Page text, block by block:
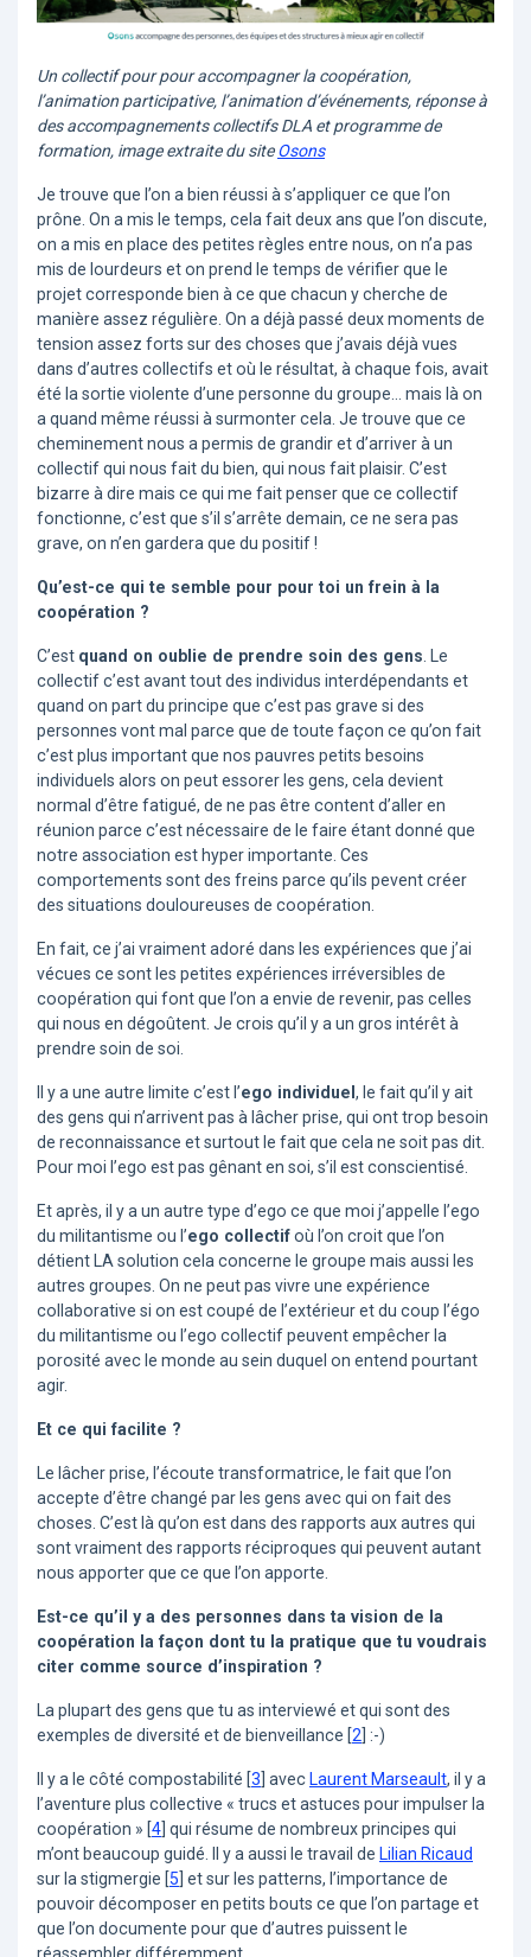
Un collectif pour pour accompagner la coopération,
l’animation participative, l’animation d’événements, réponse à
des accompagnements collectifs DLA et programme de
formation, image extraite du siteOsons
Je trouve que l’on a bien réussi à s’appliquer ce que l’on
prône. On a mis le temps, cela fait deux ans que l’on discute,
on a mis en place des petites règles entre nous, on n’a pas
mis de lourdeurs et on prend le temps de vérifier que le
projet corresponde bien à ce que chacun y cherche de
manière assez régulière. On a déjà passé deux moments de
tension assez forts sur des choses que j’avais déjà vues
dans d’autres collectifs et où le résultat, à chaque fois, avait
été la sortie violente d’une personne du groupe… mais là on
a quand même réussi à surmonter cela. Je trouve que ce
cheminement nous a permis de grandir et d’arriver à un
collectif qui nous fait du bien, qui nous fait plaisir. C’est
bizarre à dire mais ce qui me fait penser que ce collectif
fonctionne, c’est que s’il s’arrête demain, ce ne sera pas
grave, on n’en gardera que du positif !
Qu’est-ce qui te semble pour pour toi un frein à la
coopération ?
C’est quand on oublie de prendre soin des gens. Le
collectif c’est avant tout des individus interdépendants et
quand on part du principe que c’est pas grave si des
personnes vont mal parce que de toute façon ce qu’on fait
c’est plus important que nos pauvres petits besoins
individuels alors on peut essorer les gens, cela devient
normal d’être fatigué, de ne pas être content d’aller en
réunion parce c’est nécessaire de le faire étant donné que
notre association est hyper importante. Ces
comportements sont des freins parce qu’ils pevent créer
des situations douloureuses de coopération.
En fait, ce j’ai vraiment adoré dans les expériences que j’ai
vécues ce sont les petites expériences irréversibles de
coopération qui font que l’on a envie de revenir, pas celles
qui nous en dégoûtent. Je crois qu’il y a un gros intérêt à
prendre soin de soi.
Il y a une autre limite c’est l’ego individuel , le fait qu’il y ait
des gens qui n’arrivent pas à lâcher prise, qui ont trop besoin
de reconnaissance et surtout le fait que cela ne soit pas dit.
Pour moi l’ego est pas gênant en soi, s’il est conscientisé.
Et après, il y a un autre type d’ego ce que moi j’appelle l’ego
du militantisme ou l’ego collectifoù l’on croit que l’on
détient LA solution cela concerne le groupe mais aussi les
autres groupes. On ne peut pas vivre une expérience
collaborative si on est coupé de l’extérieur et du coup l’égo
du militantisme ou l’ego collectif peuvent empêcher la
porosité avec le monde au sein duquel on entend pourtant
agir.
Et ce qui facilite ?
Le lâcher prise, l’écoute transformatrice, le fait que l’on
accepte d’être changé par les gens avec qui on fait des
choses. C’est là qu’on est dans des rapports aux autres qui
sont vraiment des rapports réciproques qui peuvent autant
nous apporter que ce que l’on apporte.
Est-ce qu’il y a des personnes dans ta vision de la
coopération la façon dont tu la pratique que tu voudrais
citer comme source d’inspiration ?
La plupart des gens que tu as interviewé et qui sont des
exemples de diversité et de bienveillance [2 :-)
Il y a le côté compostabilité [3 avec Laurent Marseault, il y a
l’aventure plus collective « trucs et astuces pour impulser la
coopération » [4 qui résume de nombreux principes qui
m’ont beaucoup guidé. Il y a aussi le travail de Lilian Ricaud
sur la stigmergie [5 et sur les patterns, l’importance de
pouvoir décomposer en petits bouts ce que l’on partage et
que l’on documente pour que d’autres puissent le